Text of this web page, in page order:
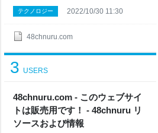
48chnuru.com
テクノロジー 2022/10/30 11:30
48chnuru.com - このウェブサイ
トは販売用です！ - 48chnuru リ
ソースおよび情報
3 USERS